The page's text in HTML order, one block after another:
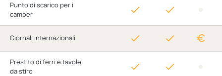
Punto di scarico per i
camper
Giornali internazionali
Prestito di ferri e tavole
da stiro